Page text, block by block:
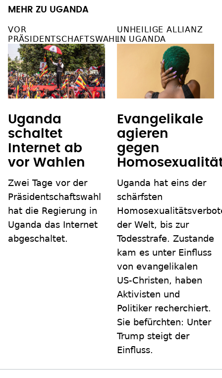
MEHR ZU UGANDA
VOR
PRÄSIDENTSCHAFTSWAHL
Uganda
schaltet
Internet ab
vor Wahlen
Zwei Tage vor der
Präsidentschaftswahl
hat die Regierung in
Uganda das Internet
abgeschaltet.
UNHEILIGE ALLIANZ
IN UGANDA
Evangelikale
agieren
gegen
Uganda hat eins der
schärfsten
der Welt, bis zur
Todesstrafe. Zustande
kam es unter Einfluss
von evangelikalen
US-Christen, haben
Aktivisten und
Politiker recherchiert.
Sie befürchten: Unter
Trump steigt der
Einfluss.